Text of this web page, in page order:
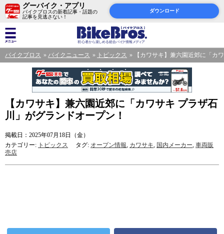
グーバイク・アプリ
バイクブロスの新着記事・話題の
記事を見逃さない！
ダウンロード
バイクブロス バイクニュース トピックス 【カワサキ】兼六園近郊に「カ
【カワサキ】兼六園近郊に「カワサキ プラザ石
川」がグランドオープン！
掲載日：2025年07月18日（金）
カテゴリー: トピックス タグ: オープン情報, カワサキ, 国内メーカー, 車両販
売店